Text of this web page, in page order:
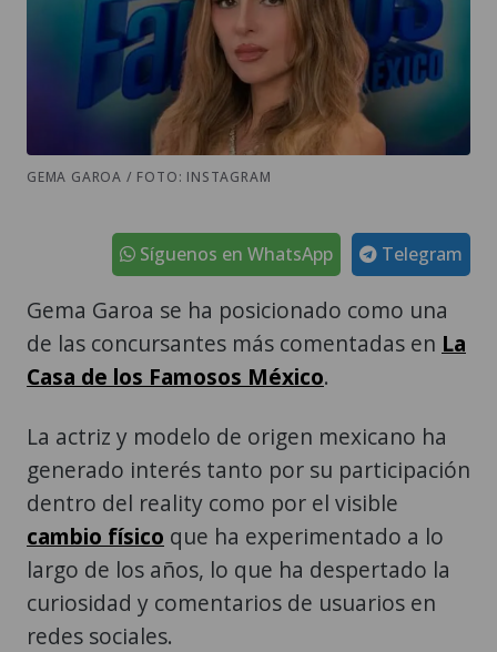
GEMA GAROA / FOTO: INSTAGRAM
Telegram
Síguenos en WhatsApp
Gema Garoa se ha posicionado como una
de las concursantes más comentadas en La
Casa de los Famosos México.
La actriz y modelo de origen mexicano ha
generado interés tanto por su participación
dentro del reality como por el visible
cambio físico que ha experimentado a lo
largo de los años, lo que ha despertado la
curiosidad y comentarios de usuarios en
redes sociales.